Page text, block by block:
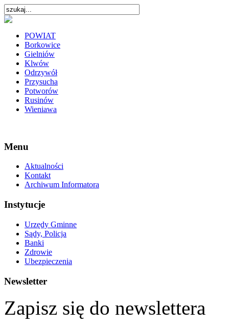
POWIAT
Borkowice
Gielniów
Klwów
Odrzywół
Przysucha
Potworów
Rusinów
Wieniawa
Menu
Aktualności
Kontakt
Archiwum Informatora
Instytucje
Urzędy Gminne
Sądy, Policja
Banki
Zdrowie
Ubezpieczenia
Newsletter
Zapisz się do newslettera